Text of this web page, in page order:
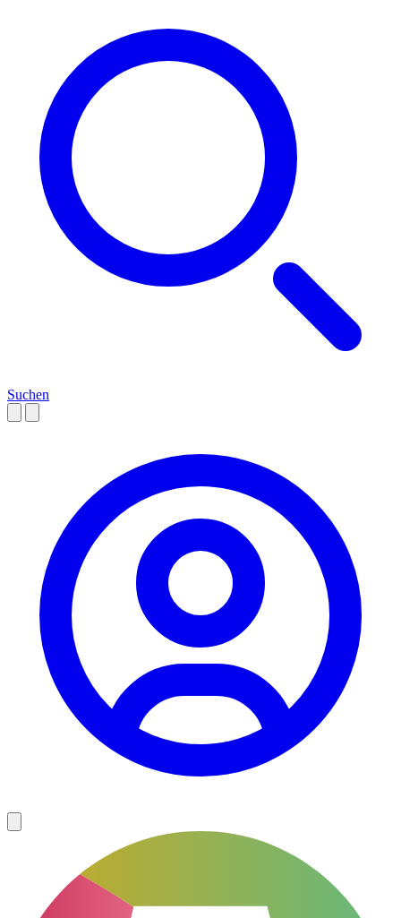
Suchen